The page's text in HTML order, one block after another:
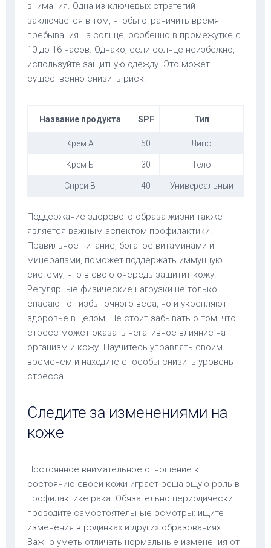
внимания. Одна из ключевых стратегий
заключается в том, чтобы ограничить время
пребывания на солнце, особенно в промежутке с
10 до 16 часов. Однако, если солнце неизбежно,
используйте защитную одежду. Это может
существенно снизить риск.
Название продукта SPF Тип
Крем A 50 Лицо
Крем Б 30 Тело
Спрей В 40 Универсальный
Поддержание здорового образа жизни также
является важным аспектом профилактики.
Правильное питание, богатое витаминами и
минералами, поможет поддержать иммунную
систему, что в свою очередь защитит кожу.
Регулярные физические нагрузки не только
спасают от избыточного веса, но и укрепляют
здоровье в целом. Не стоит забывать о том, что
стресс может оказать негативное влияние на
организм и кожу. Научитесь управлять своим
временем и находите способы снизить уровень
стресса.
Следите за изменениями на
коже
Постоянное внимательное отношение к
состоянию своей кожи играет решающую роль в
профилактике рака. Обязательно периодически
проводите самостоятельные осмотры: ищите
изменения в родинках и других образованиях.
Важно уметь отличать нормальные изменения от